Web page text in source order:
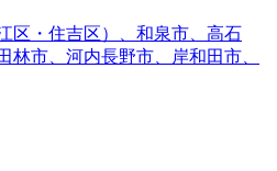
区・住吉区）、和泉市、高石
林市、河内長野市、岸和田市、